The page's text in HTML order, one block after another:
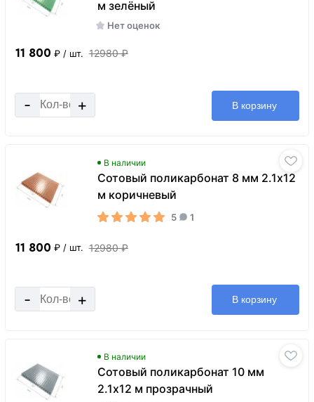
м зелёный
Нет оценок
11 800 ₽ / шт. 12980 ₽
- + В корзину
В наличии
Сотовый поликарбонат 8 мм 2.1х12
м коричневый
5 1
11 800 ₽ / шт. 12980 ₽
- + В корзину
В наличии
Сотовый поликарбонат 10 мм
2.1х12 м прозрачный